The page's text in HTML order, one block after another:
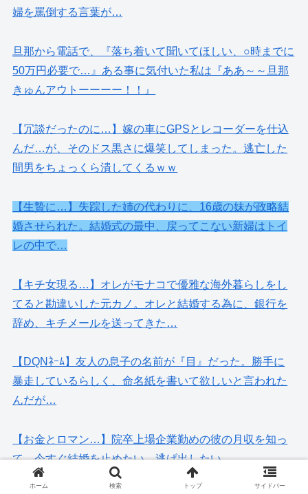
婦を罵倒する言葉が…
旦那から電話で、『落ち着いて聞いてほしい、○時までに
50万円必要で…』ある事に気付いた私は『ああ～～旦那
きゅんアウトーーーー！！』
【冗談だったのに…】嫁の車にGPSとレコーダーを仕込
んだ…が、そのドス黒さに爆笑してしまった。逃亡した
間男をちょっくら潰してくるｗｗ
【生贄に…】失踪した姉の代わりに、16歳の妹が政略結
婚させられた。結婚式の最中、戻ってこない新婦はトイ
レの中で…
【キチ女現る…】オレがモナコで優雅な海外暮らしをし
てると勘違いした元カノ。オレと結婚する為に、銀行を
辞め、キチメールを送ってきた…
【DQNﾈｰﾑ】友人の息子の名前が『目』だった。勝手に
暴走しているらしく、命名紙を書いて欲しいと言われた
んだが…
【お金とロマン…】院卒上場企業勤めの彼の月収を知っ
て、今すぐ結婚を止めたい…逃げ出したい…
ホーム 検索 トップ サイドバー